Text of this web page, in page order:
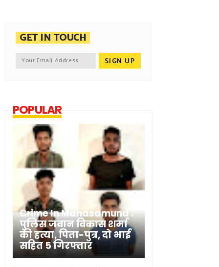
GET IN TOUCH
POPULAR
Crime In Mahasamund :
पुलिस जवान विकास शर्मा
की हत्या, पिता-पुत्र, दो भाई
सहित 5 गिरफ्तार